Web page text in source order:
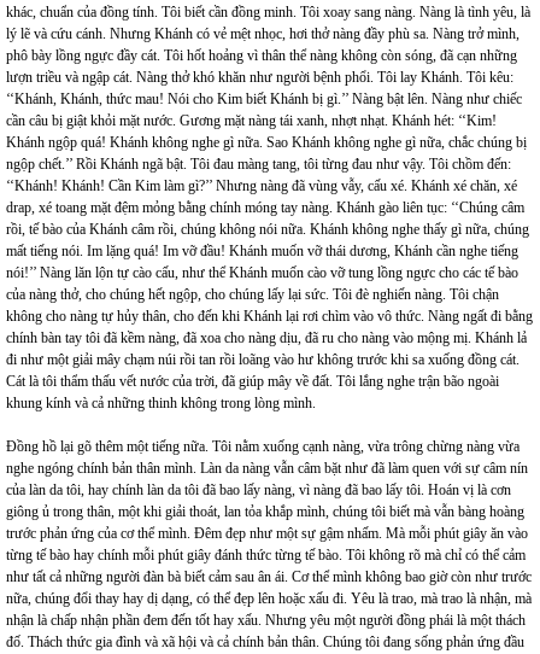
khác, chuẩn của đồng tính. Tôi biết cần đồng minh. Tôi xoay sang nàng. Nàng là tình yêu, là
lý lẽ và cứu cánh. Nhưng Khánh có vẻ mệt nhọc, hơi thở nàng đầy phù sa. Nàng trở mình,
phô bày lồng ngực đầy cát. Tôi hốt hoảng vì thân thể nàng không còn sóng, đã cạn những
lượn triều và ngập cát. Nàng thở khó khăn như người bệnh phổi. Tôi lay Khánh. Tôi kêu:
‘‘Khánh, Khánh, thức mau! Nói cho Kim biết Khánh bị gì.’’ Nàng bật lên. Nàng như chiếc
cần câu bị giật khỏi mặt nước. Gương mặt nàng tái xanh, nhợt nhạt. Khánh hét: ‘‘Kim!
Khánh ngộp quá! Khánh không nghe gì nữa. Sao Khánh không nghe gì nữa, chắc chúng bị
ngộp chết.’’ Rồi Khánh ngã bật. Tôi đau màng tang, tôi từng đau như vậy. Tôi chồm đến:
‘‘Khánh! Khánh! Cần Kim làm gì?’’ Nhưng nàng đã vùng vẫy, cấu xé. Khánh xé chăn, xé
drap, xé toang mặt đệm mỏng bằng chính móng tay nàng. Khánh gào liên tục: ‘‘Chúng câm
rồi, tế bào của Khánh câm rồi, chúng không nói nữa. Khánh không nghe thấy gì nữa, chúng
mất tiếng nói. Im lặng quá! Im vỡ đầu! Khánh muốn vỡ thái dương, Khánh cần nghe tiếng
nói!’’ Nàng lăn lộn tự cào cấu, như thể Khánh muốn cào vỡ tung lồng ngực cho các tế bào
của nàng thở, cho chúng hết ngộp, cho chúng lấy lại sức. Tôi đè nghiến nàng. Tôi chận
không cho nàng tự hủy thân, cho đến khi Khánh lại rơi chìm vào vô thức. Nàng ngất đi bằng
chính bàn tay tôi đã kềm nàng, đã xoa cho nàng dịu, đã ru cho nàng vào mộng mị. Khánh lả
đi như một giải mây chạm núi rồi tan rồi loãng vào hư không trước khi sa xuống đồng cát.
Cát là tôi thẩm thấu vết nước của trời, đã giúp mây về đất. Tôi lắng nghe trận bão ngoài
khung kính và cả những thinh không trong lòng mình.
Đồng hồ lại gõ thêm một tiếng nữa. Tôi nằm xuống cạnh nàng, vừa trông chừng nàng vừa
nghe ngóng chính bản thân mình. Làn da nàng vẫn câm bặt như đã làm quen với sự câm nín
của làn da tôi, hay chính làn da tôi đã bao lấy nàng, vì nàng đã bao lấy tôi. Hoán vị là cơn
giông ủ trong thân, một khi giải thoát, lan tỏa khắp mình, chúng tôi biết mà vẫn bàng hoàng
trước phản ứng của cơ thể mình. Đêm đẹp như một sự gậm nhấm. Mà mỗi phút giây ăn vào
từng tế bào hay chính mỗi phút giây đánh thức từng tế bào. Tôi không rõ mà chỉ có thể cảm
như tất cả những người đàn bà biết cảm sau ân ái. Cơ thể mình không bao giờ còn như trước
nữa, chúng đổi thay hay dị dạng, có thể đẹp lên hoặc xấu đi. Yêu là trao, mà trao là nhận, mà
nhận là chấp nhận phần đem đến tốt hay xấu. Nhưng yêu một người đồng phái là một thách
đố. Thách thức gia đình và xã hội và cả chính bản thân. Chúng tôi đang sống phản ứng đầu